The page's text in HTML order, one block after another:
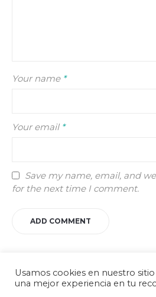
Your name *
Your email *
Save my name, email, and
for the next time I comment.
Usamos cookies en nuestro
una mejor experiencia en tu